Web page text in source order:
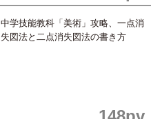
中学技能教科「美術」攻略、一点消
失図法と二点消失図法の書き方